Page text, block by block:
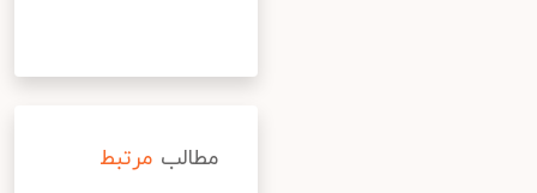
مطالب مرتبط